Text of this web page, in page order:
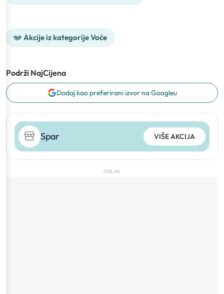
Akcije iz kategorije Voće
Podrži NajCijena
Dodaj kao preferirani izvor na Googleu
Spar VIŠE AKCIJA
OGLAS